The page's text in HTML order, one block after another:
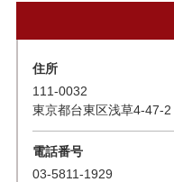
住所
111-0032
東京都台東区浅草4-47-2
電話番号
03-5811-1929